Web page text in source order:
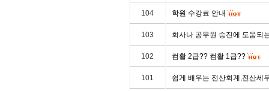
104 학원 수강료 안내
103 회사나 공무원 승진에 도움되
102 컴활 2급?? 컴활 1급??
101 쉽게 배우는 전산회계,전산세